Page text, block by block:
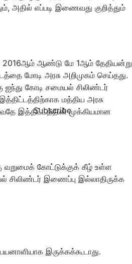
Subscribe
அதில் எப்படி இணைவது குறித்தும்
2016ஆம் ஆண்டு மே 1ஆம் தேதியன்று
மோடி அரசு அறிமுகம் செய்தது.
ஐந்து கோடி சமையல் சிலிண்டர்
மத்திய அரசு
இத்திட்டத்தின் முக்கியமான
வறுமைக் கோட்டுக்குக் கீழ் உள்ள
சிலிண்டர் இணைப்பு இல்லாதிருக்க
இருக்கக்கூடாது.